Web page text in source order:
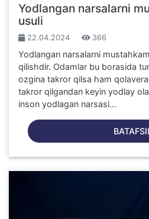
Yodlangan narsalarni
usuli
22.04.2024 366
Yodlangan narsalarni
qilishdir. Odamlar bu borasida
ozgina takror qilsa ham
takror qilgandan keyin yodlay
inson yodlagan narsasi...